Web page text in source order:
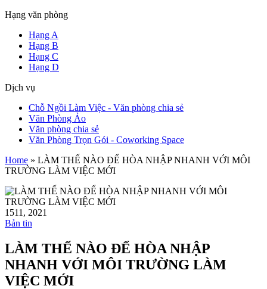
Hạng văn phòng
Hạng A
Hạng B
Hạng C
Hạng D
Dịch vụ
Chỗ Ngồi Làm Việc - Văn phòng chia sẻ
Văn Phòng Ảo
Văn phòng chia sẻ
Văn Phòng Trọn Gói - Coworking Space
Home » LÀM THẾ NÀO ĐỂ HÒA NHẬP NHANH VỚI MÔI
TRƯỜNG LÀM VIỆC MỚI
1511, 2021
Bản tin
LÀM THẾ NÀO ĐỂ HÒA NHẬP
NHANH VỚI MÔI TRƯỜNG LÀM
VIỆC MỚI